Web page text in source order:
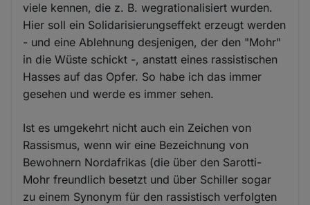
viele kennen, die z. B. wegrationalisiert wurden.
Hier soll ein Solidarisierungseffekt erzeugt werden
- und eine Ablehnung desjenigen, der den "Mohr"
in die Wüste schickt -, anstatt eines rassistischen
Hasses auf das Opfer. So habe ich das immer
gesehen und werde es immer sehen.
Ist es umgekehrt nicht auch ein Zeichen von
Rassismus, wenn wir eine Bezeichnung von
Bewohnern Nordafrikas (die über den Sarotti-
Mohr freundlich besetzt und über Schiller sogar
zu einem Synonym für den rassistisch verfolgten